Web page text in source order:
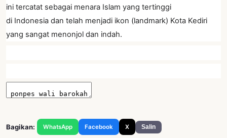
ini tercatat sebagai menara Islam yang tertinggi
di Indonesia dan telah menjadi ikon (landmark) Kota Kediri
yang sangat menonjol dan indah.
Bagikan: WhatsApp Facebook X Salin